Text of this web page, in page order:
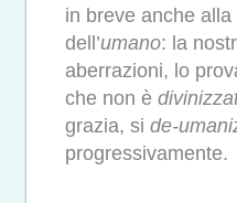
in breve anche
dell’umano: la
aberrazioni, lo
che non è
grazia, si de-
progressivamente.